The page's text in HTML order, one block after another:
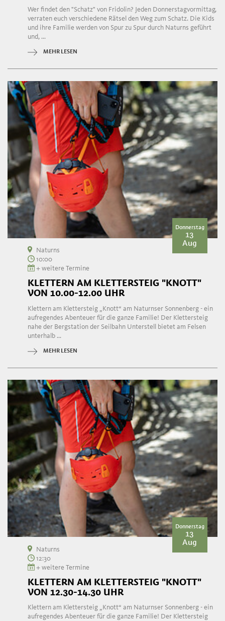
Wer findet den "Schatz" von Fridolin? Jeden Donnerstagvormittag,
verraten euch verschiedene Rätsel den Weg zum Schatz. Die Kids
und ihre Familie werden von Spur zu Spur durch Naturns geführt
und, ...
MEHR LESEN
Donnerstag
13
Aug
Naturns
10:00
+ weitere Termine
KLETTERN AM KLETTERSTEIG "KNOTT"
VON 10.00-12.00 UHR
Klettern am Klettersteig „Knott“ am Naturnser Sonnenberg - ein
aufregendes Abenteuer für die ganze Familie! Der Klettersteig
nahe der Bergstation der Seilbahn Unterstell bietet am Felsen
unterhalb ...
MEHR LESEN
Donnerstag
13
Aug
Naturns
12:30
+ weitere Termine
KLETTERN AM KLETTERSTEIG "KNOTT"
VON 12.30-14.30 UHR
Klettern am Klettersteig „Knott“ am Naturnser Sonnenberg - ein
aufregendes Abenteuer für die ganze Familie! Der Klettersteig